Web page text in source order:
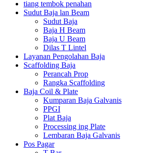
tiang tembok penahan
Sudut Baja lan Beam
Sudut Baja
Baja H Beam
Baja U Beam
Dilas T Lintel
Layanan Pengolahan Baja
Scaffolding Baja
Perancah Prop
Rangka Scaffolding
Baja Coil & Plate
Kumparan Baja Galvanis
PPGI
Plat Baja
Processing ing Plate
Lembaran Baja Galvanis
Pos Pagar